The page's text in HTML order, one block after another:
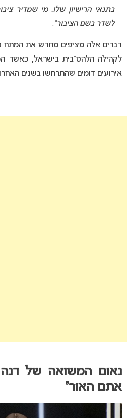
בתנאי הרישיון שלו. מי שמדיר
לשדר בשם הציבור”.
דברים אלה מציפים מחדש את המתח
לקהילה הלהט”בית בישראל, כאשר
אירועים דומים שהתרחשו בשנים
נאום המשואה של דנה
אתם האור”